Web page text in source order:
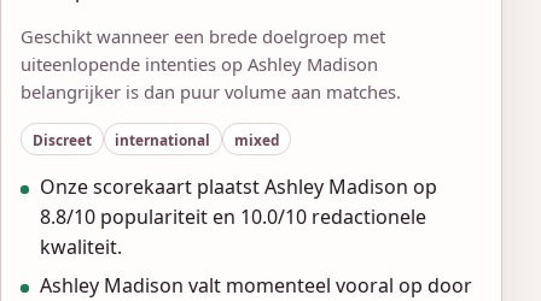
Geschikt wanneer een brede doelgroep met
uiteenlopende intenties op Ashley Madison
belangrijker is dan puur volume aan matches.
Discreet international mixed
Onze scorekaart plaatst Ashley Madison op
8.8/10 populariteit en 10.0/10 redactionele
kwaliteit.
Ashley Madison valt momenteel vooral op door